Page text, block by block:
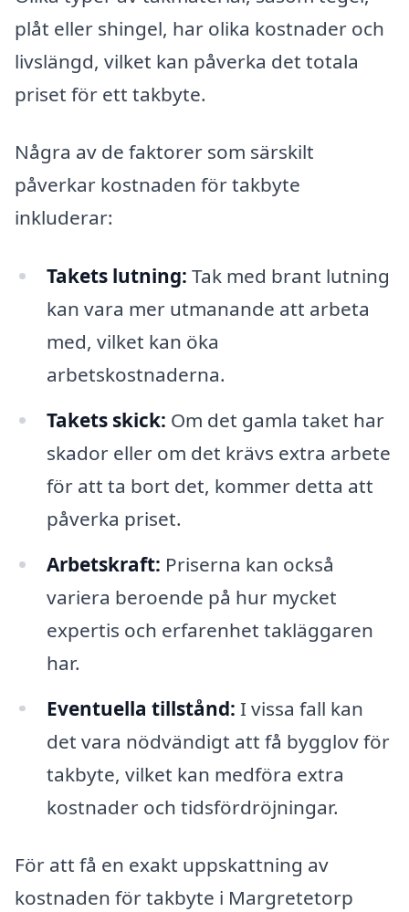
plåt eller shingel, har olika kostnader och
livslängd, vilket kan påverka det totala
priset för ett takbyte.
Några av de faktorer som särskilt
påverkar kostnaden för takbyte
inkluderar:
Takets lutning: Tak med brant lutning
kan vara mer utmanande att arbeta
med, vilket kan öka
arbetskostnaderna.
Takets skick: Om det gamla taket har
skador eller om det krävs extra arbete
för att ta bort det, kommer detta att
påverka priset.
Arbetskraft: Priserna kan också
variera beroende på hur mycket
expertis och erfarenhet takläggaren
har.
Eventuella tillstånd: I vissa fall kan
det vara nödvändigt att få bygglov för
takbyte, vilket kan medföra extra
kostnader och tidsfördröjningar.
För att få en exakt uppskattning av
kostnaden för takbyte i Margretetorp